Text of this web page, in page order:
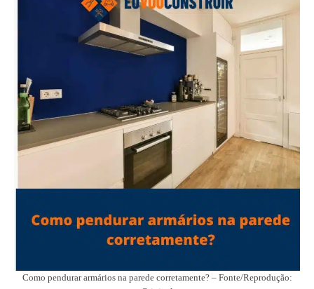
Como pendurar armários na parede corretamente? – Fonte/Reprodução: